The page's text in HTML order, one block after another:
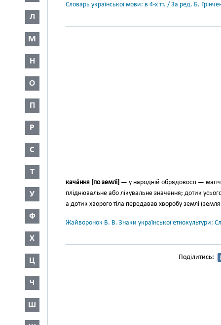
Л
М
Н
О
П
Р
С
Т
У
Ф
Х
Ц
Ч
Ш
Словарь української мови: в 4-х тт. / За ред. Б.
кача́ння [по землі́] — у народній обрядовості —
пліднювальне або лікувальне зна­чення; дотик
а дотик хворого тіла передавав хворобу землі (земля
Жайворонок В. В. Знаки української етнокультури:
Поділитись: